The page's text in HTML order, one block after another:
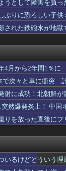
てボタン弾け飛びそ
ドボール】
見通し立たず
うとして障害を負っ
ぶりに恐ろしい子供
された鉄砲水が地獄
4月から2年間1％に
で次々と車に衝突
射に成功！北朝鮮
然爆発炎上！ 中国
りを放った直後にフ
いるけどどういう理